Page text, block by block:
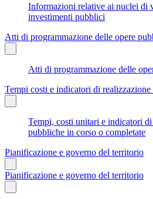
Informazioni relative ai nuclei di
investimenti pubblici
Atti di programmazione delle opere
Atti di programmazione delle
Tempi costi e indicatori di
Tempi, costi unitari e indicatori
pubbliche in corso o completate
Pianificazione e governo del territorio
Pianificazione e governo del territorio